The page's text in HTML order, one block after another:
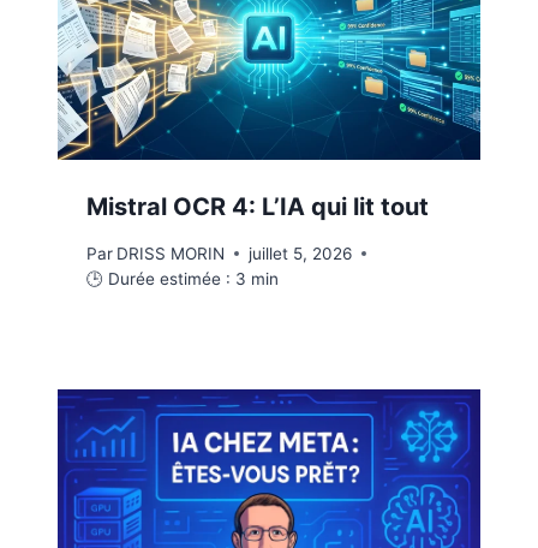
Mistral OCR 4: L’IA qui lit tout
Par DRISS MORIN
juillet 5, 2026
🕒 Durée estimée : 3 min